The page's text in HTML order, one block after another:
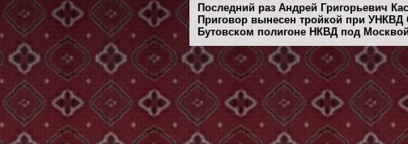
Последний раз Андрей Григорьевич
Приговор вынесен тройкой при УНКВД
Бутовском полигоне НКВД под